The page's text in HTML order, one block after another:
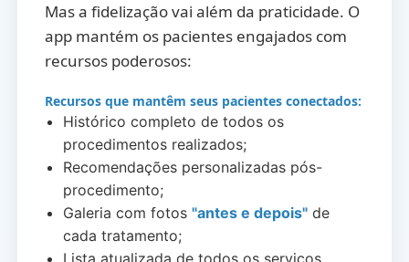
Mas a fidelização vai além da praticidade. O
app mantém os pacientes engajados com
recursos poderosos:
Recursos que mantêm seus pacientes conectados:
Histórico completo de todos os
procedimentos realizados;
Recomendações personalizadas pós-
procedimento;
Galeria com fotos "antes e depois" de
cada tratamento;
Lista atualizada de todos os serviços